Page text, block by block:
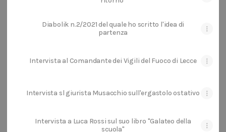
Diabolik n.2/2021 del quale ho scritto l'idea di
partenza
Intervista al Comandante dei Vigili del Fuoco di Lecce
Intervista sl giurista Musacchio sull'ergastolo ostativo
Intervista a Luca Rossi sul suo libro "Galateo della
scuola"